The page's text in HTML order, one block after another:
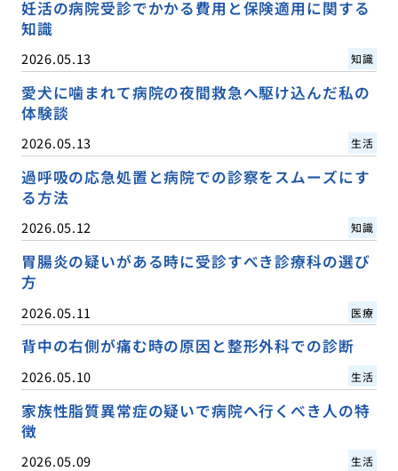
妊活の病院受診でかかる費用と保険適用に関する
知識
2026.05.13 知識
愛犬に噛まれて病院の夜間救急へ駆け込んだ私の
体験談
2026.05.13 生活
過呼吸の応急処置と病院での診察をスムーズにす
る方法
2026.05.12 知識
胃腸炎の疑いがある時に受診すべき診療科の選び
方
2026.05.11 医療
背中の右側が痛む時の原因と整形外科での診断
2026.05.10 生活
家族性脂質異常症の疑いで病院へ行くべき人の特
徴
2026.05.09 生活